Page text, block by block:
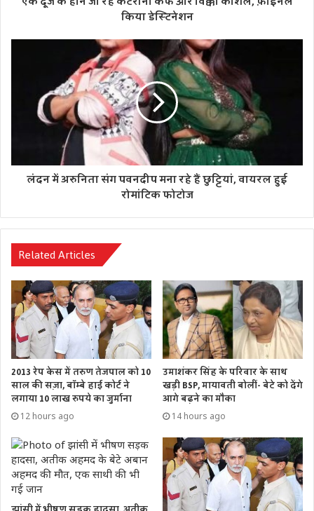
वाला है।’
किया डेस्टिनेशन
लंदन में अरुनिता संग पवनदीप मना रहे हैं छुट्टियां, वायरल हुई
रोमांटिक फोटोज
Related Articles
2013 रेप केस में तरुण तेजपाल को 10
साल की सज़ा, बॉम्बे हाई कोर्ट ने
लगाया 10 लाख रुपये का जुर्माना
12 hours ago
उमाशंकर सिंह के परिवार के साथ
खड़ी BSP, मायावती बोलीं- बेटे को देंगे
आगे बढ़ने का मौका
14 hours ago